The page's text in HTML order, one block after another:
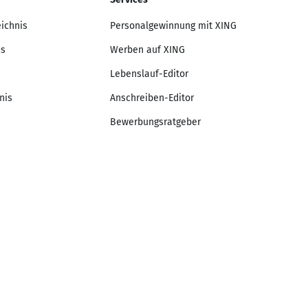
Personalgewinnung mit XING
Werben auf XING
Lebenslauf-Editor
Anschreiben-Editor
Bewerbungsratgeber